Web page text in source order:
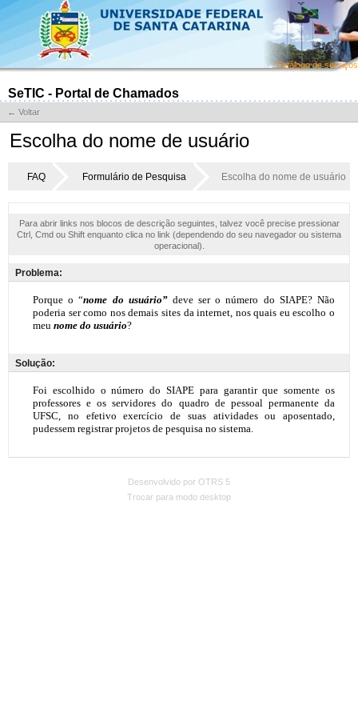
Catálogo de serviços
SeTIC - Portal de Chamados
← Voltar
Escolha do nome de usuário
FAQ Formulário de Pesquisa Escolha do nome de usuário
Para abrir links nos blocos de descrição seguintes, talvez você precise pressionar
Ctrl, Cmd ou Shift enquanto clica no link (dependendo do seu navegador ou sistema
operacional).
Problema:
Solução:
Desenvolvido por OTRS 5
Trocar para modo desktop